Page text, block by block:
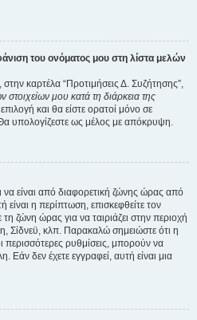
του ονόματος μου στη λίστα μελών
καρτέλα “Προτιμήσεις Δ. Συζήτησης”,
μου κατά τη διάρκεια της
και θα είστε ορατοί μόνο σε
Θα υπολογίζεστε ως μέλος με απόκρυψη.
να είναι από διαφορετική ζώνης ώρας από
η περίπτωση, επισκεφθείτε τον
ζώνη ώρας για να ταιριάζει στην περιοχή
Σίδνεϋ, κλπ. Παρακαλώ σημειώστε ότι η
ρυθμίσεις, μπορούν να
Εάν δεν έχετε εγγραφεί, αυτή είναι μια